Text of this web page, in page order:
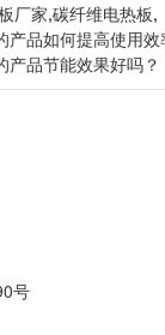
厂家,碳纤维电热板,
产品如何提高使用效
产品节能效果好吗？
号